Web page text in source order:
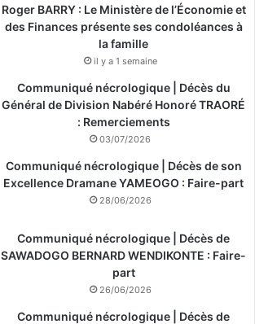
Roger BARRY : Le Ministère de l’Économie et
des Finances présente ses condoléances à
la famille
il y a 1 semaine
Communiqué nécrologique | Décès du
Général de Division Nabéré Honoré TRAORÉ
: Remerciements
03/07/2026
Communiqué nécrologique | Décès de son
Excellence Dramane YAMEOGO : Faire-part
28/06/2026
Communiqué nécrologique | Décès de
SAWADOGO BERNARD WENDIKONTE : Faire-
part
26/06/2026
Communiqué nécrologique | Décès de